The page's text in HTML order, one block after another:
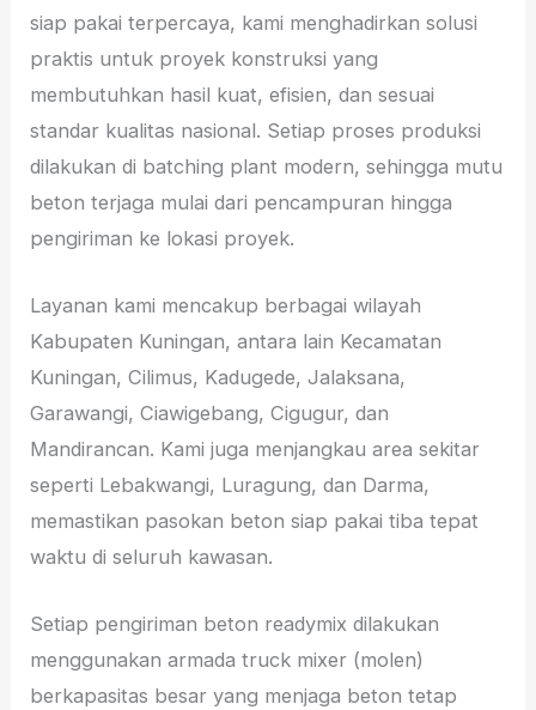
siap pakai terpercaya, kami menghadirkan solusi
praktis untuk proyek konstruksi yang
membutuhkan hasil kuat, efisien, dan sesuai
standar kualitas nasional. Setiap proses produksi
dilakukan di batching plant modern, sehingga mutu
beton terjaga mulai dari pencampuran hingga
pengiriman ke lokasi proyek.
Layanan kami mencakup berbagai wilayah
Kabupaten Kuningan, antara lain Kecamatan
Kuningan, Cilimus, Kadugede, Jalaksana,
Garawangi, Ciawigebang, Cigugur, dan
Mandirancan. Kami juga menjangkau area sekitar
seperti Lebakwangi, Luragung, dan Darma,
memastikan pasokan beton siap pakai tiba tepat
waktu di seluruh kawasan.
Setiap pengiriman beton readymix dilakukan
menggunakan armada truck mixer (molen)
berkapasitas besar yang menjaga beton tetap